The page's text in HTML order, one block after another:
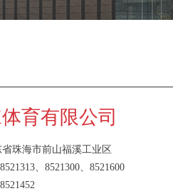
育有限公司
珠海市前山福溪工业区
、8521300、8521600